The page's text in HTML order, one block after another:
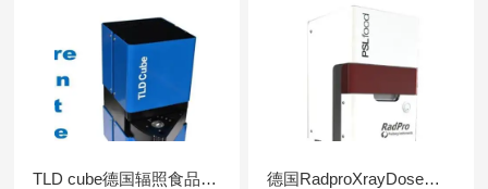
TLD cube德国辐照食品检测仪食品药材辐照热释光仪 德国RadproXrayDose辐照食品热释光检测X光辐照器